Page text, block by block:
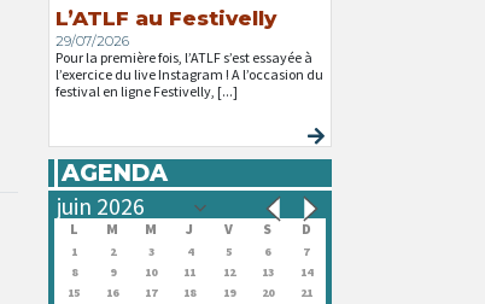
L’ATLF au Festivelly
29/07/2026
Pour la première fois, l’ATLF s’est essayée à
l’exercice du live Instagram ! A l’occasion du
festival en ligne Festivelly, [...]
AGENDA
L M M J V S D
1 2 3 4 5 6
7
8
9 10 11 12 13
14
15
16 17 18 19 20
21